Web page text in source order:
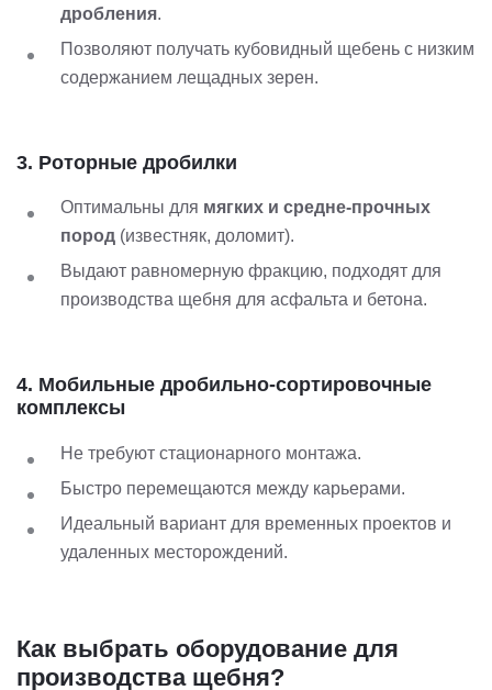
дробления.
Позволяют получать кубовидный щебень с низким
содержанием лещадных зерен.
3. Роторные дробилки
Оптимальны для мягких и средне-прочных
пород (известняк, доломит).
Выдают равномерную фракцию, подходят для
производства щебня для асфальта и бетона.
4. Мобильные дробильно-сортировочные
комплексы
Не требуют стационарного монтажа.
Быстро перемещаются между карьерами.
Идеальный вариант для временных проектов и
удаленных месторождений.
Как выбрать оборудование для
производства щебня?